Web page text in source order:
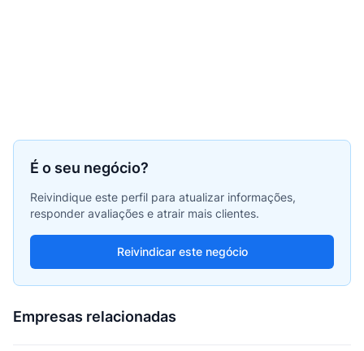
É o seu negócio?
Reivindique este perfil para atualizar informações,
responder avaliações e atrair mais clientes.
Reivindicar este negócio
Empresas relacionadas